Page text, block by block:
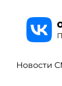
Новости